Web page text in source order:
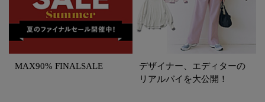
MAX90% FINALSALE
デザイナー、エディターの
リアルバイを大公開！